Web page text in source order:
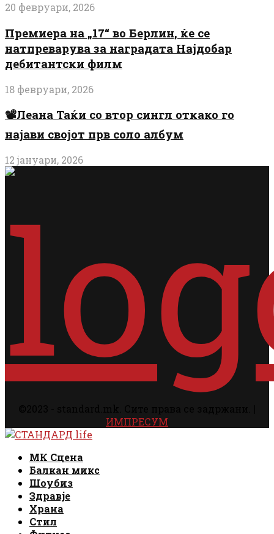
20 февруари, 2026
Премиера на „17“ во Берлин, ќе се
натпреварува за наградата Најдобар
дебитантски филм
18 февруари, 2026
📽️Леана Таќи со втор сингл откако го
најави својот прв соло албум
12 јануари, 2026
ИМПРЕСУМ
Facebook
Instagram
Email
Rss
МК Сцена
Балкан микс
Шоубиз
Здравје
Храна
Стил